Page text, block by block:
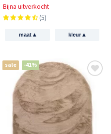
Bijna uitverkocht
(5)
maat ▴ kleur▴
sale -41%